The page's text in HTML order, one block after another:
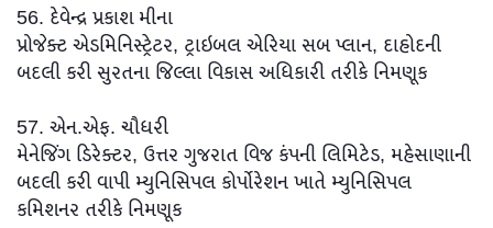
56. દેવેન્દ્ર પ્રકાશ મીના
પ્રોજેક્ટ એડમિનિસ્ટ્રેટર, ટ્રાઇબલ એરિયા સબ પ્લાન, દાહોદની
બદલી કરી સુરતના જિલ્લા વિકાસ અધિકારી તરીકે નિમણૂક
57. એન.એફ. ચૌધરી
મેનેજિંગ ડિરેક્ટર, ઉત્તર ગુજરાત વિજ કંપની લિમિટેડ, મહેસાણાની
બદલી કરી વાપી મ્યુનિસિપલ કોર્પોરેશન ખાતે મ્યુનિસિપલ
કમિશનર તરીકે નિમણૂક